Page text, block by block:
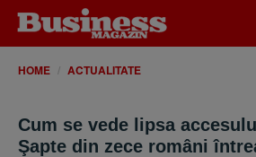
HOME ACTUALITATE
Cum se vede lipsa
Şapte din zece români